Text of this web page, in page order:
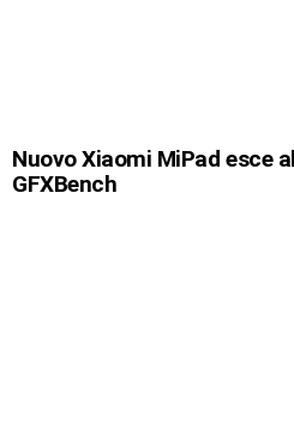
Nuovo Xiaomi MiPad esce
GFXBench